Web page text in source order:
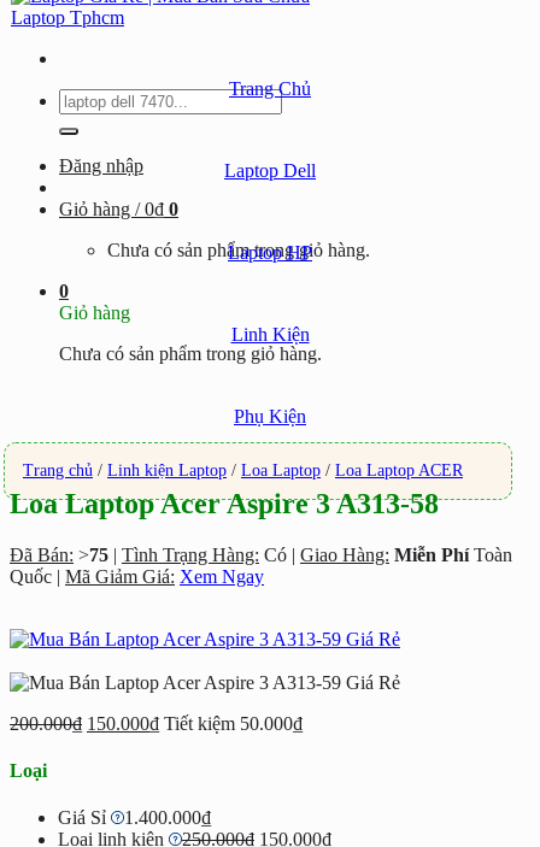
Tìm
kiếm:
Đăng nhập
Giỏ hàng /0₫ 0
Chưa có sản phẩm trong giỏ hàng.
0
Giỏ hàng
Chưa có sản phẩm trong giỏ hàng.
Trang Chủ
Laptop Dell
Laptop HP
Linh Kiện
Phụ Kiện
Trang chủ / Linh kiện Laptop / Loa Laptop / Loa Laptop ACER
Loa Laptop Acer Aspire 3 A313-58
Đã Bán: >75 | Tình Trạng Hàng: Có | Giao Hàng: Miễn PhíToàn
Quốc | Mã Giảm Giá: Xem Ngay
200.000₫ 150.000₫ Tiết kiệm 50.000₫
Loại
Giá Sỉ 1.400.000₫
Loại linh kiện
250.000₫ Giá
150.000₫Giá